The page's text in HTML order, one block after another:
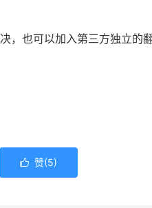
，也可以加入第三方独立的
 赞(5)